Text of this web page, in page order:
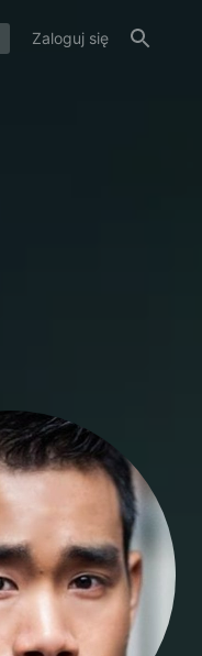
Zaloguj się